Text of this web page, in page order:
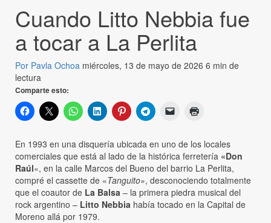
Cuando Litto Nebbia fue
a tocar a La Perlita
Por Pavla Ochoa miércoles, 13 de mayo de 2026 6 min de
lectura
Comparte esto:
En 1993 en una disquería ubicada en uno de los locales
comerciales que está al lado de la histórica ferretería «Don
Raúl«, en la calle Marcos del Bueno del barrio La Perlita,
compré el cassette de «Tanguito», desconociendo totalmente
que el coautor de La Balsa – la primera piedra musical del
rock argentino – Litto Nebbia había tocado en la Capital de
Moreno allá por 1979.